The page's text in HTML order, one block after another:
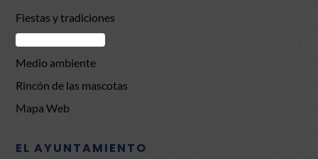
Fiestas y tradiciones
Medio ambiente
Rincón de las mascotas
Mapa Web
EL AYUNTAMIENTO